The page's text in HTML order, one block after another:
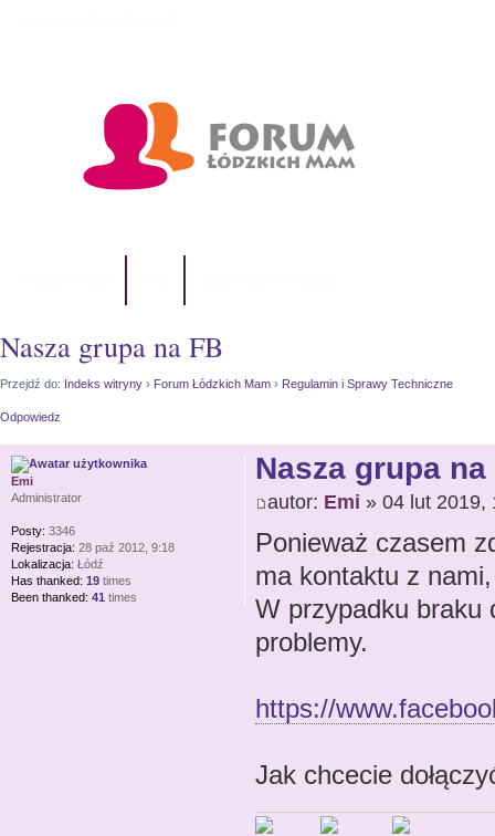
Nasza grupa na FB
Przejdź do: Indeks witryny › Forum Łódzkich Mam › Regulamin i Sprawy Techniczne
Odpowiedz
Nasza grupa na
autor: Emi » 04 lut 2019,
Ponieważ czasem
ma kontaktu z
W przypadku braku
problemy.
https://
Jak chcecie
Emi
Administrator
Posty: 3346
Rejestracja: 28 paź 2012, 9:18
Lokalizacja: Łódź
Has thanked: 19 times
Been thanked: 41 times